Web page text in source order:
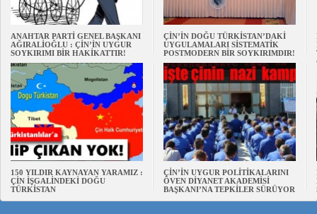
ANAHTAR PARTİ GENEL BAŞKANI
AĞIRALİOĞLU : ÇİN’İN UYGUR
SOYKIRIMI BİR HAKİKATTIR!
ÇİN’İN DOĞU TÜRKİSTAN’DAKİ
UYGULAMALARI SİSTEMATİK
POSTMODERN BİR SOYKIRIMDIR!
150 YILDIR KAYNAYAN YARAMIZ :
ÇİN İŞGALİNDEKİ DOĞU
TÜRKİSTAN
ÇİN’İN UYGUR POLİTİKALARINI
ÖVEN DİYANET AKADEMİSİ
BAŞKANI’NA TEPKİLER SÜRÜYOR